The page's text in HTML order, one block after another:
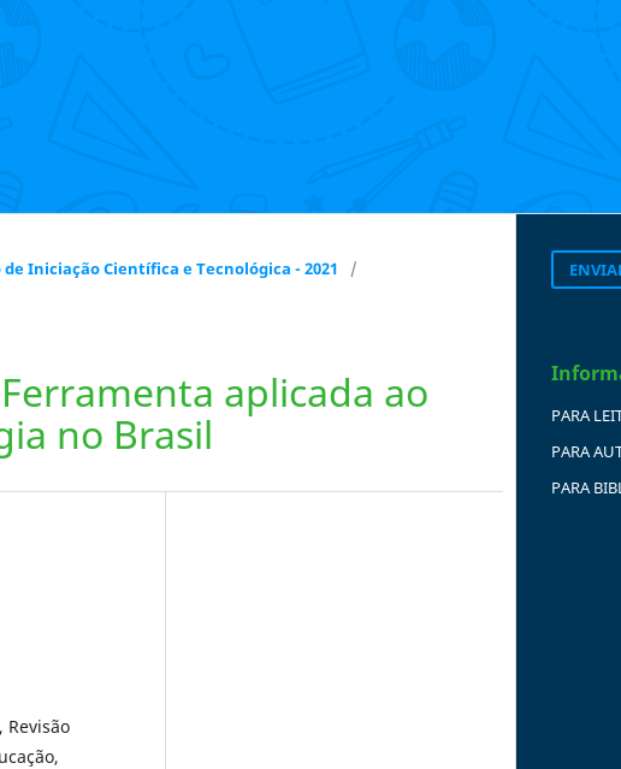
de Iniciação Científica e Tecnológica - 2021
/
aplicada ao
no Brasil
Revisão
PARA
PARA
PARA